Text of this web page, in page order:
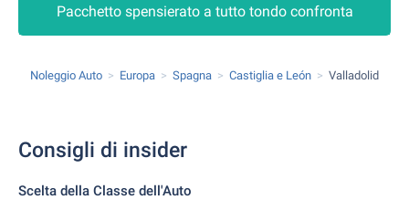
Pacchetto spensierato a tutto tondo confronta
Noleggio Auto Europa Spagna Castiglia e León Valladolid
Consigli di insider
Scelta della Classe dell'Auto